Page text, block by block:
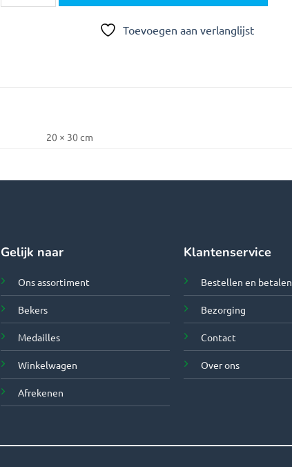
Toevoegen aan verlanglijst
20 × 30 cm
Gelijk naar
Ons assortiment
Bekers
Medailles
Winkelwagen
Afrekenen
Klantenservice
Bestellen en betalen
Bezorging
Contact
Over ons